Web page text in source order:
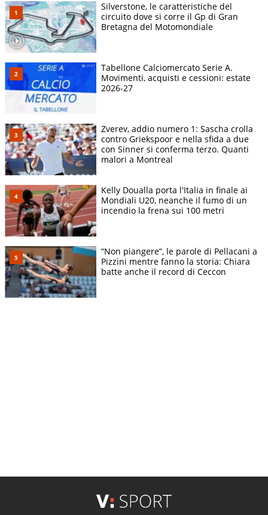
Silverstone, le caratteristiche del
circuito dove si corre il Gp di Gran
Bretagna del Motomondiale
Tabellone Calciomercato Serie A.
Movimenti, acquisti e cessioni: estate
2026-27
Zverev, addio numero 1: Sascha crolla
contro Griekspoor e nella sfida a due
con Sinner si conferma terzo. Quanti
malori a Montreal
Kelly Doualla porta l'Italia in finale ai
Mondiali U20, neanche il fumo di un
incendio la frena sui 100 metri
“Non piangere”, le parole di Pellacani a
Pizzini mentre fanno la storia: Chiara
batte anche il record di Ceccon